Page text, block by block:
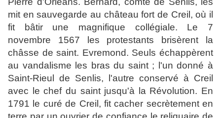
mit en sauvegarde au château fort de Creil, où il
fit bâtir une magnifique collégiale. Le 7
novembre 1567 les protestants brisèrent la
châsse de saint. Evremond. Seuls échappèrent
au vandalisme les bras du saint ; l'un donné à
Saint-Rieul de Senlis, l'autre conservé à Creil
avec le chef du saint jusqu'à la Révolution. En
1791 le curé de Creil, fit cacher secrètement en